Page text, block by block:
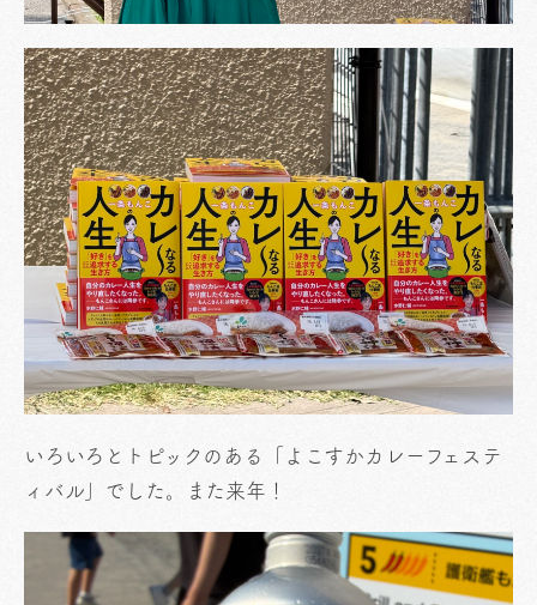
いろいろとトピックのある「よこすかカレーフェステ
ィバル」でした。また来年！